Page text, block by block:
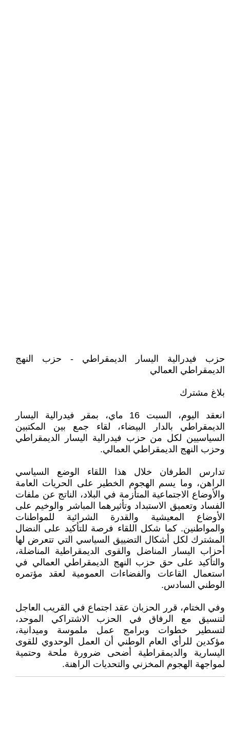
حزب فيدرالية اليسار الديمقراطي - حزب النهج
الديمقراطي العمالي
بلاغ مشترك
انعقد اليوم، السبت 16 ماي، بمقر فيدرالية اليسار
الديمقراطي بالدار البيضاء، لقاء جمع بين المكتبين
السياسيين لكل من حزب فيدرالية اليسار الديمقراطي
وحزب النهج الديمقراطي العمالي.
تدارس الطرفان خلال هذا اللقاء الوضع السياسي
الراهن، وما يسم الهجوم الخطير على الحريات العامة
والأوضاع الاجتماعية المتأزمة في البلاد، الناتج عن ملفات
الفساد وتعميق الاستبداد وتأثيرهما المباشر والوخيم على
الأوضاع المعيشية والقدرة الشرائية للمواطنات
والمواطنين. كما شكل اللقاء فرصة للتأكيد على النضال
المشترك لكل أشكال التضييق السياسي التي تتعرض لها
أحزاب اليسار المناضل والقوى الديمقراطية المناضلة،
والتأكيد على حق حزب النهج الديمقراطي العمالي في
استعمال القاعات والفضاءات العمومية لعقد مؤتمره
الوطني السادس.
وفي الختام، قرر الحزبان عقد اجتماع في القريب العاجل
لتنسيق مع الرفاق في الحزب الاشتراكي الموحد،
لتسطير خطوات وبرامج عمل ملموسة وميدانية،
مؤكدين للرأي العام الوطني أن العمل الوحدوي للقوى
اليسارية والديمقراطية أضحى ضرورة ملحة وحتمية
لمواجهة الهجوم المخزني والتحديات الراهنة.